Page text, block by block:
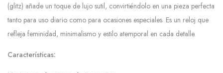
(glitz) añade un toque de lujo sutil, convirtiéndolo en una pieza perfecta
tanto para uso diario como para ocasiones especiales. Es un reloj que
refleja feminidad, minimalismo y estilo atemporal en cada detalle.
Características: